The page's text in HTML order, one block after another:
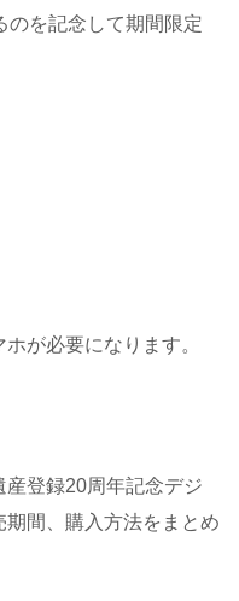
のを記念して期間限定
が必要になります。
登録20周年記念デジ
間、購入方法をまとめ